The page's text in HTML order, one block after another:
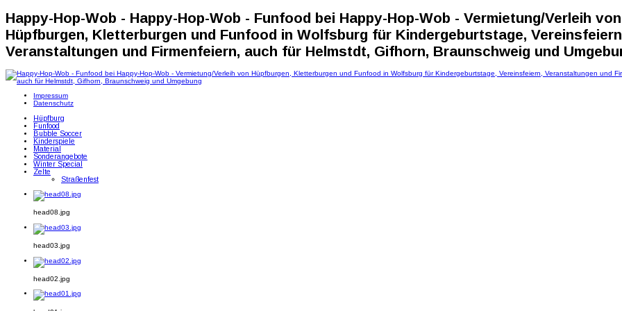
Happy-Hop-Wob - Happy-Hop-Wob - Funfood bei Happy-Hop-Wob - Vermietung/Verleih von
Hüpfburgen, Kletterburgen und Funfood in Wolfsburg für Kindergeburtstage,
Veranstaltungen und Firmenfeiern, auch für Helmstdt, Gifhorn, Braunschweig und
Impressum
Datenschutz
Hüpfburg
Funfood
Bubble Soccer
Kinderspiele
Material
Sonderangebote
Winter Special
Zelte
Straßenfest
head08.jpg
head03.jpg
head02.jpg